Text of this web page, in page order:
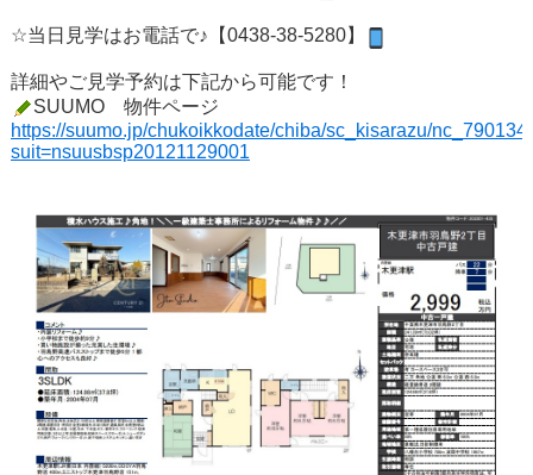
☆当日見学はお電話で♪【0438-38-5280】
詳細やご見学予約は下記から可能です！
SUUMO 物件ページ
https://suumo.jp/chukoikkodate/chiba/sc_kisarazu/
suit=nsuusbsp20121129001